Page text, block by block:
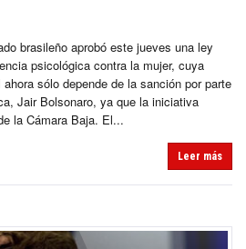
brasileño aprobó este jueves una ley
psicológica contra la mujer, cuya
sólo depende de la sanción por parte
Jair Bolsonaro, ya que la iniciativa
la Cámara Baja. El...
Leer más